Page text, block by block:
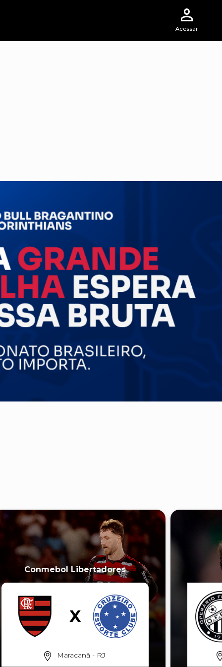
Acessar
Conmebol Libertadores
Maracanã - RJ